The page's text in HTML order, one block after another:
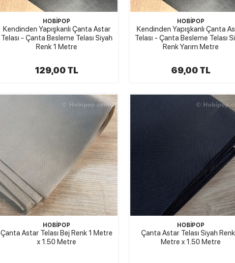
HOBİPOP
Kendinden Yapışkanlı Çanta Astar
Telası - Çanta Besleme Telası Siyah
Renk 1 Metre
129,00 TL
HOBİPOP
Kendinden Yapışkanlı Çanta
Telası - Çanta Besleme Telası
Renk Yarım Metre
69,00 TL
HOBİPOP
Çanta Astar Telası Bej Renk 1 Metre
x 1.50 Metre
HOBİPOP
Çanta Astar Telası Siyah Renk
Metre x 1.50 Metre